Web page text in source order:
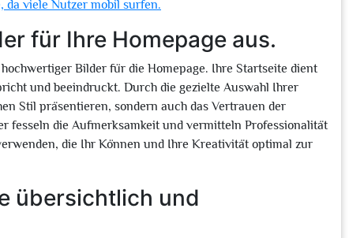
da viele Nutzer mobil surfen.
für Ihre Homepage aus.
Bilder für die Homepage. Ihre Startseite dient
und beeindruckt. Durch die gezielte Auswahl Ihrer
Stil präsentieren, sondern auch das Vertrauen der
fesseln die Aufmerksamkeit und vermitteln Professionalität
die Ihr Können und Ihre Kreativität optimal zur
übersichtlich und